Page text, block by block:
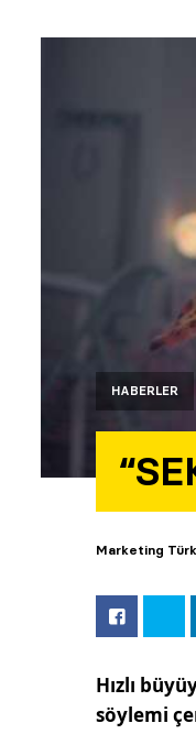
HABERLER
Marketing
Hızlı
söylemi